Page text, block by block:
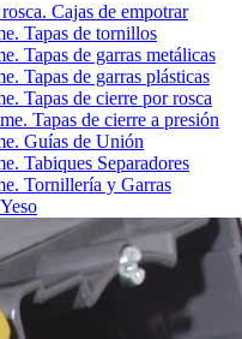
Cajas de empotrar
Tapas de tornillos
Tapas de garras metálicas
Tapas de garras plásticas
Tapas de cierre por rosca
Tapas de cierre a presión
Guías de Unión
Tabiques Separadores
Tornillería y Garras